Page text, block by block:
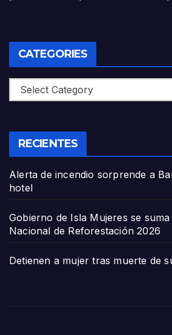
CATEGORIES
Categories
RECIENTES
Alerta de incendio sorprende a
hotel
Gobierno de Isla Mujeres se
Nacional de Reforestación 2026
Detienen a mujer tras muerte de